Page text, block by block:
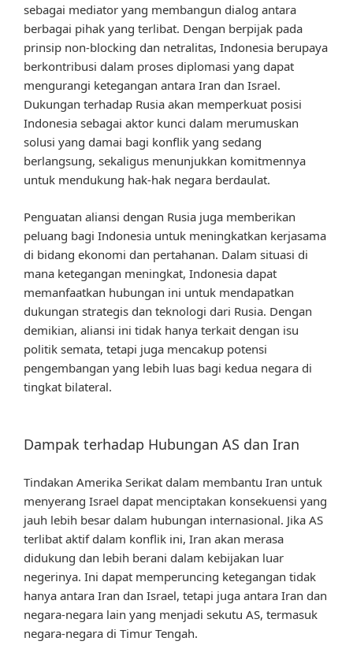
sebagai mediator yang membangun dialog antara
berbagai pihak yang terlibat. Dengan berpijak pada
prinsip non-blocking dan netralitas, Indonesia berupaya
berkontribusi dalam proses diplomasi yang dapat
mengurangi ketegangan antara Iran dan Israel.
Dukungan terhadap Rusia akan memperkuat posisi
Indonesia sebagai aktor kunci dalam merumuskan
solusi yang damai bagi konflik yang sedang
berlangsung, sekaligus menunjukkan komitmennya
untuk mendukung hak-hak negara berdaulat.
Penguatan aliansi dengan Rusia juga memberikan
peluang bagi Indonesia untuk meningkatkan kerjasama
di bidang ekonomi dan pertahanan. Dalam situasi di
mana ketegangan meningkat, Indonesia dapat
memanfaatkan hubungan ini untuk mendapatkan
dukungan strategis dan teknologi dari Rusia. Dengan
demikian, aliansi ini tidak hanya terkait dengan isu
politik semata, tetapi juga mencakup potensi
pengembangan yang lebih luas bagi kedua negara di
tingkat bilateral.
Dampak terhadap Hubungan AS dan Iran
Tindakan Amerika Serikat dalam membantu Iran untuk
menyerang Israel dapat menciptakan konsekuensi yang
jauh lebih besar dalam hubungan internasional. Jika AS
terlibat aktif dalam konflik ini, Iran akan merasa
didukung dan lebih berani dalam kebijakan luar
negerinya. Ini dapat memperuncing ketegangan tidak
hanya antara Iran dan Israel, tetapi juga antara Iran dan
negara-negara lain yang menjadi sekutu AS, termasuk
negara-negara di Timur Tengah.